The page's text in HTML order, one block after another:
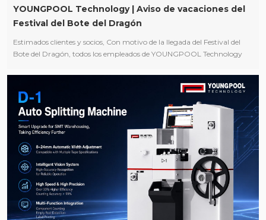
YOUNGPOOL Technology | Aviso de vacaciones del
Festival del Bote del Dragón
Estimados clientes y socios, Con motivo de la llegada del Festival del
Bote del Dragón, todos los empleados de YOUNGPOOL Technology
nuestro más profundo agradecimiento por su continuo apoyo y
confianza. De acuerdo con el calendario nacional de días festivos, la
organización de nuestras vacaciones del Festival del Bote del Dragón es
la siguiente: ● Período de vacaciones: 19 de junio de 2026 (viernes) y 21
de junio de 2026 (domingo), con un total de 2 días. ● Día laborable: 20
de junio de 2026 (sábado). Mientras el aroma de los zongzi llena el aire
y los barcos dragón compiten sobre las aguas en celebración de este
festival tradicional, deseamos sinceramente a todos nuestros clientes y
socios: ¡Un feliz y tranquilo Festival del Bote del Dragón, éxito
continuo en su carrera y felicidad para usted y su familia!